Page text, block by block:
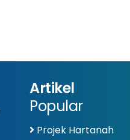
Artikel
Popular
Projek Hartanah